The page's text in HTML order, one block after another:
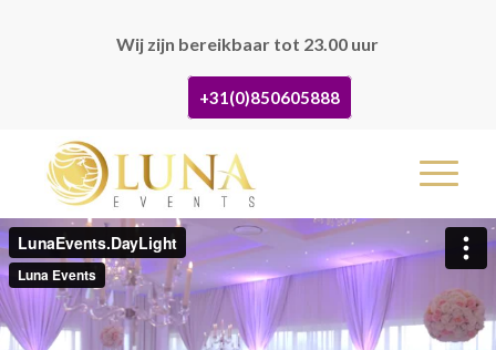
Wij zijn bereikbaar tot 23.00 uur
+31(0)850605888